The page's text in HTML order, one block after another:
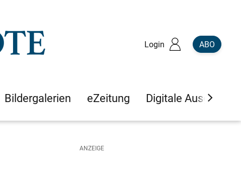
Login ABO
Bildergalerien eZeitung Digitale Ausgaben